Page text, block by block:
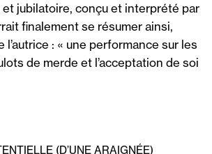
(D’UNE ARAIGNÉE)
jubilatoire, conçu et interprété par
finalement se résumer ainsi,
l’autrice : « une performance sur les
de merde et l’acceptation de soi